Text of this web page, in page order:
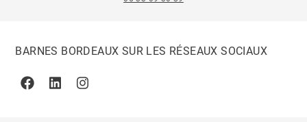
BARNES BORDEAUX SUR LES RÉSEAUX SOCIAUX
FacebookLinkedinInstagram